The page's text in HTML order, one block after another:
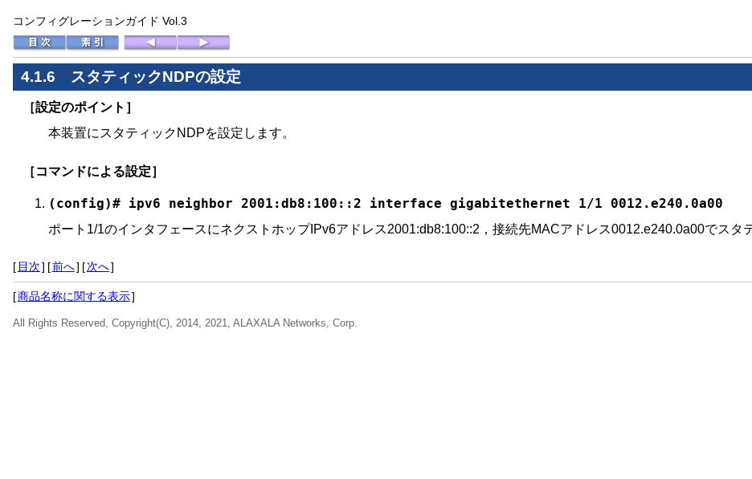
コンフィグレーションガイド Vol.3
4.1.6 スタティックNDPの設定
［設定のポイント］
本装置にスタティックNDPを設定します。
［コマンドによる設定］
(config)# ipv6 neighbor 2001:db8:100::2 interface gigabitethernet 1/1 0012.e240.0a00
ポート1/1のインタフェースにネクストホップIPv6アドレス2001:db8:100::2，接続先MACアドレス0012.e240.0a00でスタ
[ 目次] [前へ] [次へ]
[商品名称に関する表示]
All Rights Reserved, Copyright(C), 2014, 2021, ALAXALA Networks, Corp.